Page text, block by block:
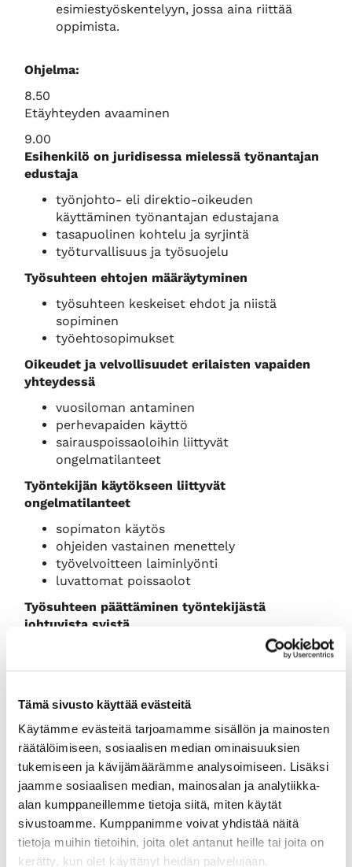
Tämä sivusto käyttää evästeitä
Käytämme evästeitä tarjoamamme sisällön ja mainosten
räätälöimiseen, sosiaalisen median ominaisuuksien
tukemiseen ja kävijämäärämme analysoimiseen. Lisäksi
jaamme sosiaalisen median, mainosalan ja analytiikka-
alan kumppaneillemme tietoja siitä, miten käytät
sivustoamme. Kumppanimme voivat yhdistää näitä
tietoja muihin tietoihin, joita olet antanut heille tai joita on
kerätty, kun olet käyttänyt heidän palvelujaan.
esimiestyöskentelyyn, jossa aina riittää
oppimista.
Ohjelma:
8.50
Etäyhteyden avaaminen
9.00
Esihenkilö on juridisessa mielessä työnantajan
edustaja
työnjohto- eli direktio-oikeuden
käyttäminen työnantajan edustajana
tasapuolinen kohtelu ja syrjintä
työturvallisuus ja työsuojelu
Työsuhteen ehtojen määräytyminen
työsuhteen keskeiset ehdot ja niistä
sopiminen
työehtosopimukset
Oikeudet ja velvollisuudet erilaisten vapaiden
yhteydessä
vuosiloman antaminen
perhevapaiden käyttö
sairauspoissaoloihin liittyvät
ongelmatilanteet
Työntekijän käytökseen liittyvät
ongelmatilanteet
sopimaton käytös
ohjeiden vastainen menettely
työvelvoitteen laiminlyönti
luvattomat poissaolot
Työsuhteen päättäminen työntekijästä
johtuvista syistä
koeaikapurku, työsuhteen purkaminen,
irtisanomismenettely ja varoituskäytäntö
Lakimies Kirsi Parnila, Helsingin seudun
kauppakamari
15.30
Ensimmäinen koulutuspäivä päättyy
Tauot 10.15 ja 14.00, luonastauko 12.00-12.30
------------------------------------------------